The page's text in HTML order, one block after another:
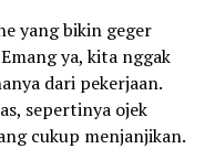
yang bikin geger
ya, kita nggak
dari pekerjaan.
sepertinya ojek
cukup menjanjikan.